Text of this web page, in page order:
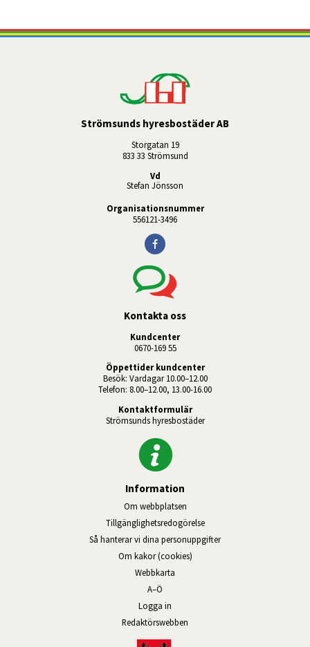
Strömsunds hyresbostäder AB
Storgatan 19
833 33 Strömsund
Vd
Stefan Jönsson
Organisationsnummer
556121-3496
Kontakta oss
Kundcenter
0670-169 55
Öppettider kundcenter
Besök: Vardagar 10.00–12.00
Telefon: 8.00–12.00, 13.00-16.00
Kontaktformulär
Strömsunds hyresbostäder
Information
Om webbplatsen
Tillgänglighetsredogörelse
Så hanterar vi dina personuppgifter
Om kakor (cookies)
Webbkarta
A–Ö
Logga in
Redaktörswebben